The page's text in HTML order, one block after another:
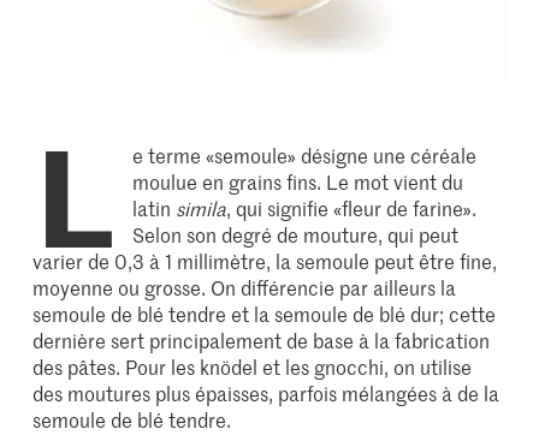
L
e terme «semoule» désigne une céréale
moulue en grains fins. Le mot vient du
latin simila, qui signifie «fleur de farine».
Selon son degré de mouture, qui peut
varier de 0,3 à 1 millimètre, la semoule peut être fine,
moyenne ou grosse. On différencie par ailleurs la
semoule de blé tendre et la semoule de blé dur; cette
dernière sert principalement de base à la fabrication
des pâtes. Pour les knödel et les gnocchi, on utilise
des moutures plus épaisses, parfois mélangées à de la
semoule de blé tendre.